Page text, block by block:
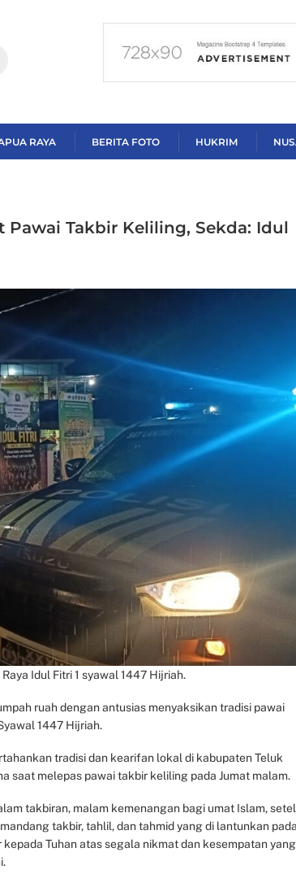
RAYA BERITA FOTO HUKRIM
Takbir Keliling, Sekda: Idul
Idul Fitri 1 syawal 1447 Hijriah.
ruah dengan antusias menyaksikan tradisi pawai
1447 Hijriah.
tradisi dan kearifan lokal di kabupaten Teluk
saat melepas pawai takbir keliling pada Jumat malam.
takbiran, malam kemenangan bagi umat Islam,
takbir, tahlil, dan tahmid yang di lantunkan
Tuhan atas segala nikmat dan kesempatan yang